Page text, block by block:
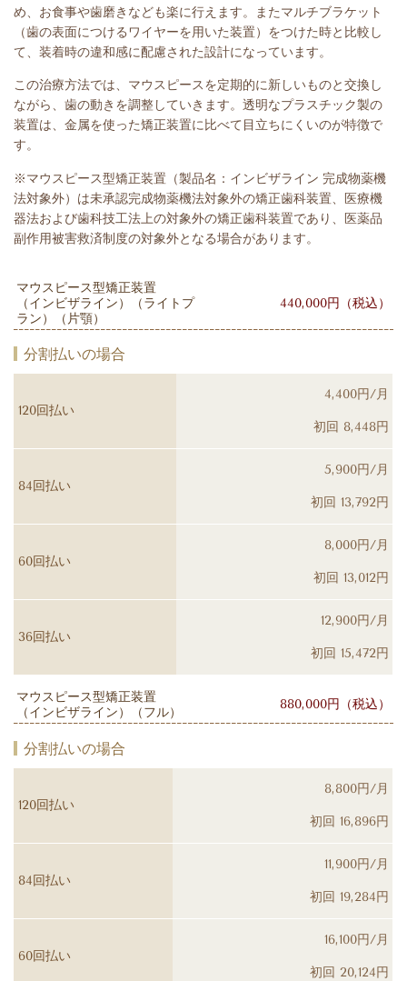
め、お食事や歯磨きなども楽に行えます。またマルチブラケット
（歯の表面につけるワイヤーを用いた装置）をつけた時と比較し
て、装着時の違和感に配慮された設計になっています。
この治療方法では、マウスピースを定期的に新しいものと交換し
ながら、歯の動きを調整していきます。透明なプラスチック製の
装置は、金属を使った矯正装置に比べて目立ちにくいのが特徴で
す。
※マウスピース型矯正装置（製品名：インビザライン 完成物薬機
法対象外）は未承認完成物薬機法対象外の矯正歯科装置、医療機
器法および歯科技工法上の対象外の矯正歯科装置であり、医薬品
副作用被害救済制度の対象外となる場合があります。
マウスピース型矯正装置
（インビザライン）（ライトプ
ラン）（片顎）
440,000円（税込）
分割払いの場合
120回払い
4,400円/月
初回 8,448円
84回払い
5,900円/月
初回 13,792円
60回払い
8,000円/月
初回 13,012円
36回払い
12,900円/月
初回 15,472円
マウスピース型矯正装置
（インビザライン）（フル）
880,000円（税込）
分割払いの場合
120回払い
8,800円/月
初回 16,896円
84回払い
11,900円/月
初回 19,284円
60回払い
16,100円/月
初回 20,124円